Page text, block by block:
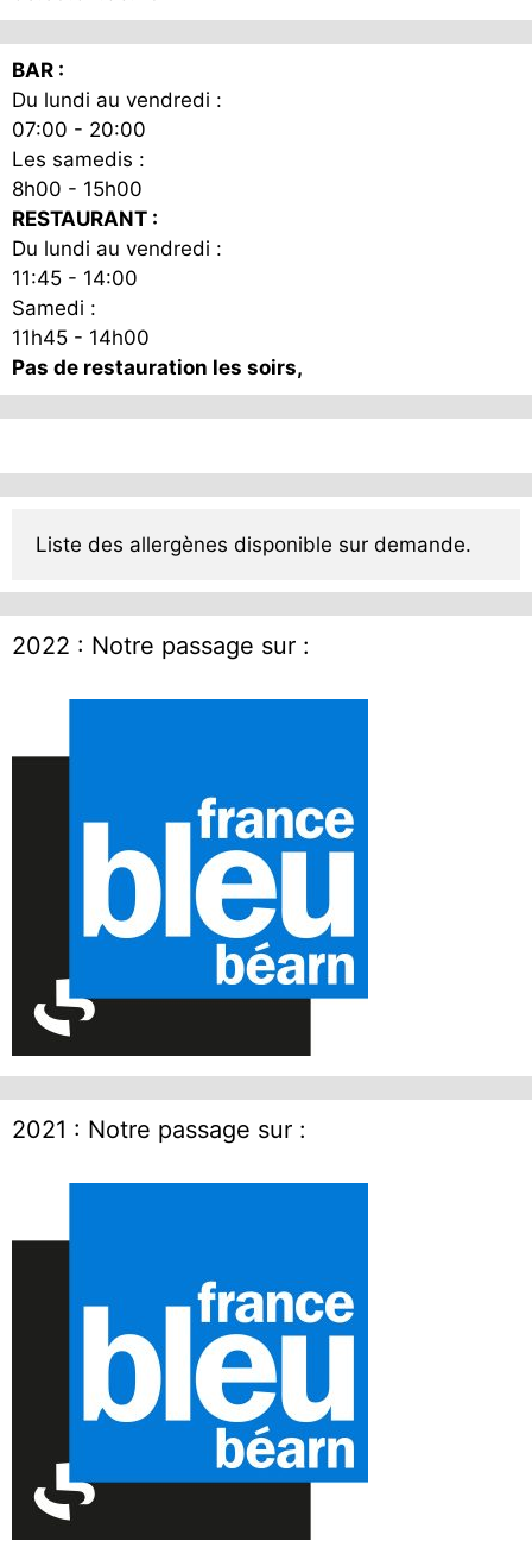
la
BAR :
Du lundi au vendredi :
07:00 - 20:00
Les samedis :
8h00 - 15h00
RESTAURANT :
Du lundi au vendredi :
11:45 - 14:00
Samedi :
11h45 - 14h00
Pas de restauration les soirs,
Liste des allergènes disponible sur demande.
2022 : Notre passage sur :
2021 : Notre passage sur :